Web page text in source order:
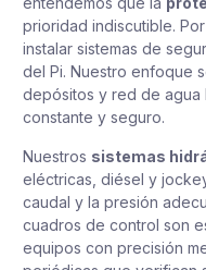
prioridad indiscutible.
instalar sistemas de
del Pi. Nuestro enfoque
depósitos y red de agua
constante y seguro.
Nuestros sistemas
eléctricas, diésel y
caudal y la presión
cuadros de control son
equipos con precisión